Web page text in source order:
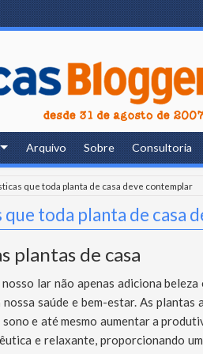
Arquivo Sobre Consultoria
que toda planta de casa deve contemplar
toda planta de casa
plantas de casa
nosso lar não apenas adiciona
saúde e bem-estar. As
e até mesmo aumentar a
e relaxante, proporcionando